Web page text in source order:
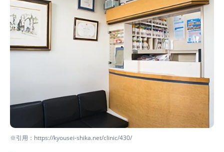
※引用：https://kyousei-shika.net/clinic/430/